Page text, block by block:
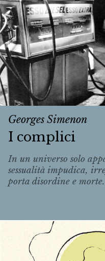
Georges Simenon
I complici
In un universo solo
sessualità impudica,
porta disordine e morte.